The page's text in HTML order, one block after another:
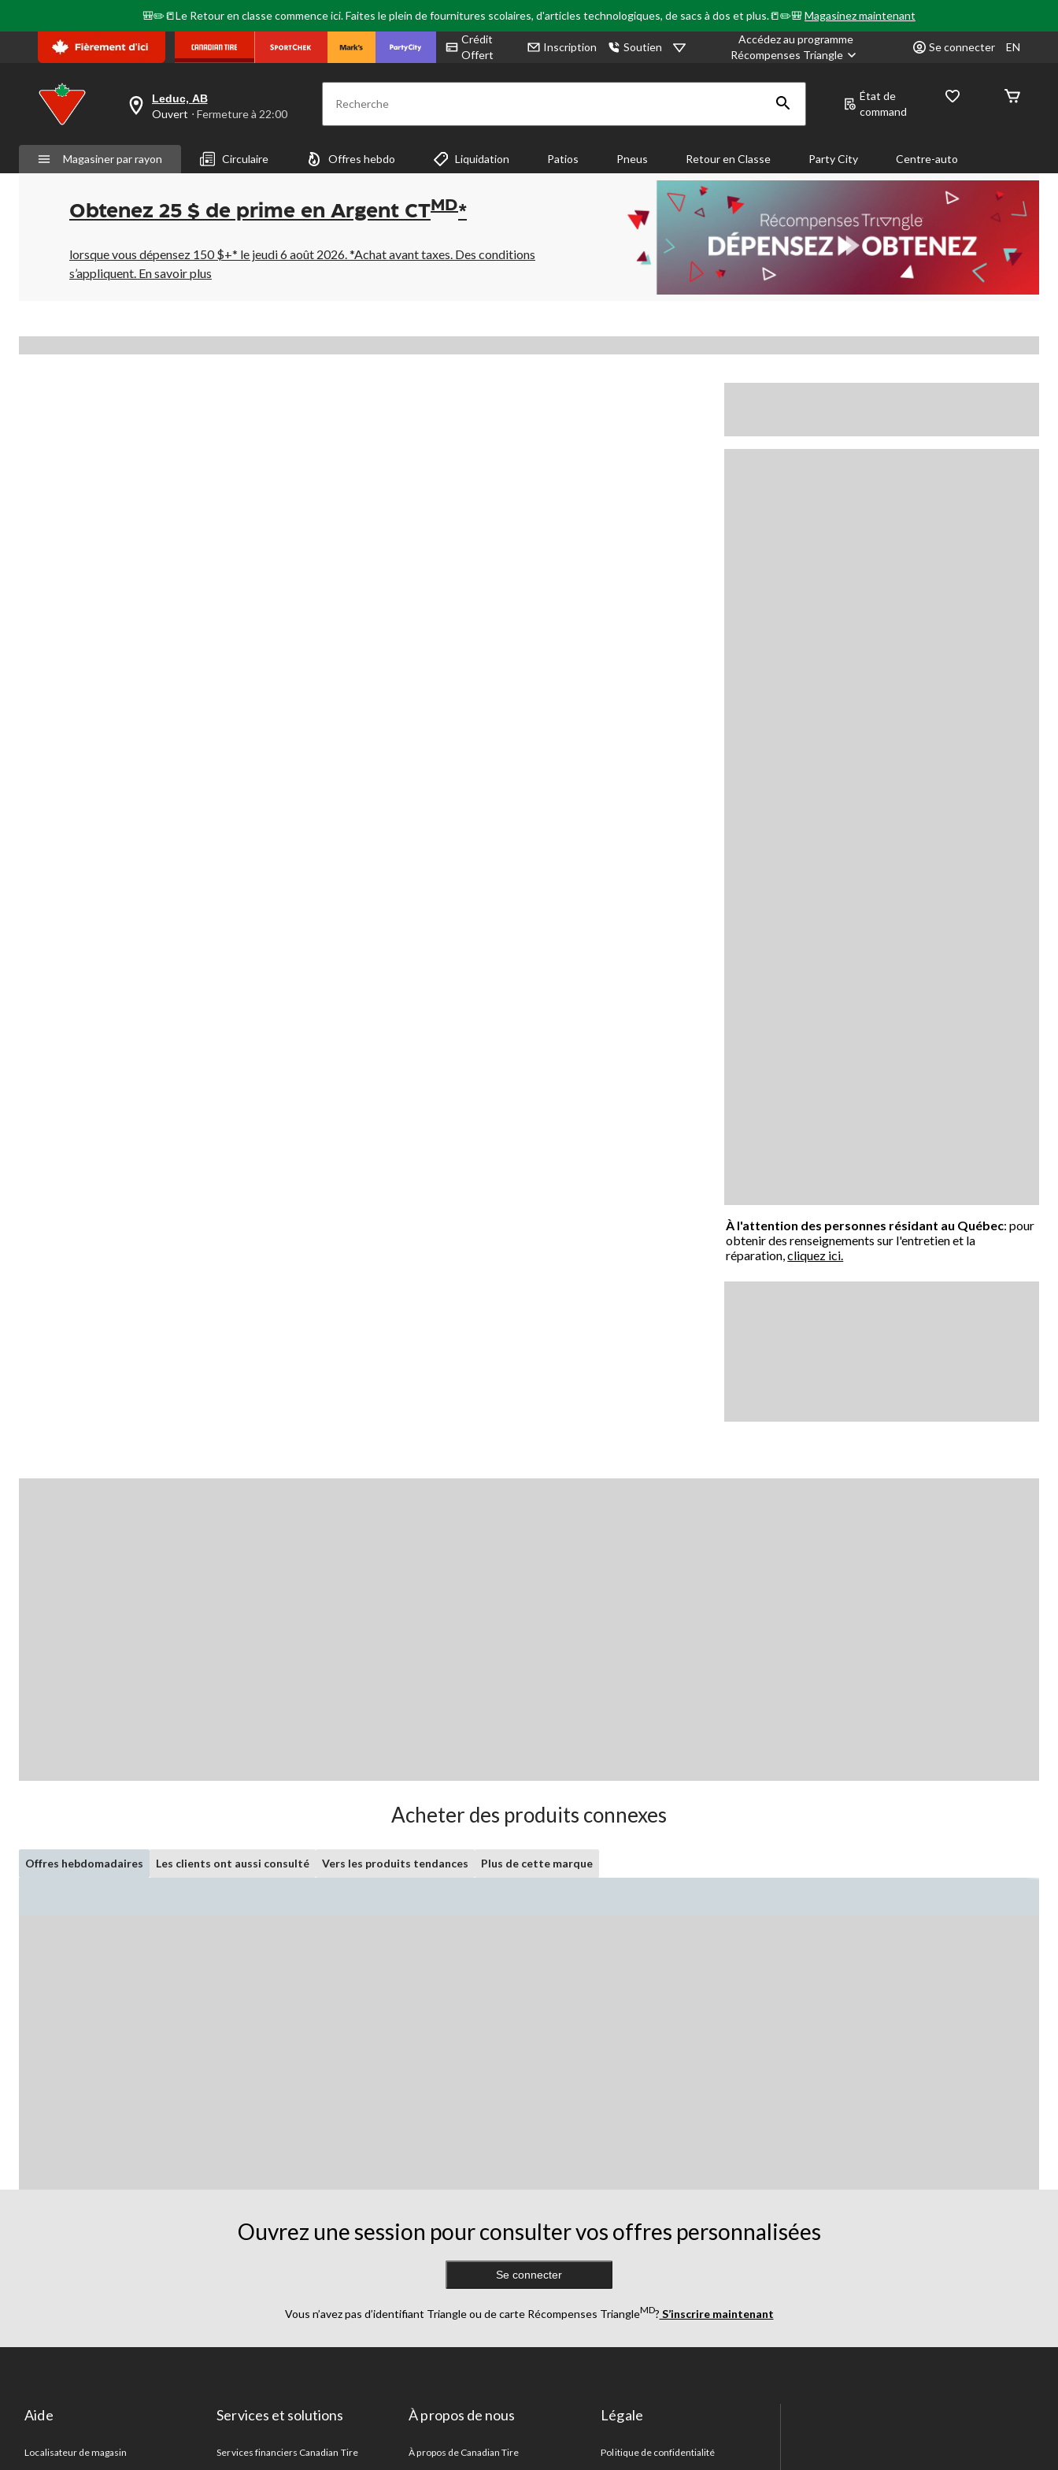
🎒✏️📒Le Retour en classe commence ici. Faites le plein de fournitures scolaires, d'articles technologiques, de sacs à dos et plus.📒✏️🎒Magasinez maintenant
Crédit
Offert
Inscription Soutien
Accédez au programme
Récompenses Triangle
Se connecter EN
votre
est
Leduc,
AB,
Fermeture
à
22:00
cliquer
pour
Leduc, AB
Ouvert ⋅ Fermeture à 22:00 Recherche
État de
command
Magasiner par rayon Circulaire Offres hebdo Liquidation Patios Pneus Retour en Classe Party City Centre-auto
Obtenez 25 $ de prime en Argent CT MD*
lorsque vous dépensez 150 $+* le jeudi 6 août 2026. *Achat avant taxes. Des conditions
s’appliquent. En savoir plus
À l'attention des personnes résidant au Québec: pour
obtenir des renseignements sur l'entretien et la
réparation,cliquez ici.
Acheter des produits connexes
Offres hebdomadaires Les clients ont aussi consulté Vers les produits tendances Plus de cette marque
Ouvrez une session pour consulter vos offres personnalisées
Se connecter
Vous n’avez pas d’identifiant Triangle ou de carte Récompenses TriangleMD? S’inscrire maintenant
Aide
Localisateur de magasin
Services et solutions
Services financiers Canadian Tire
À propos de nous
À propos de Canadian Tire
Légale
Politique de confidentialité